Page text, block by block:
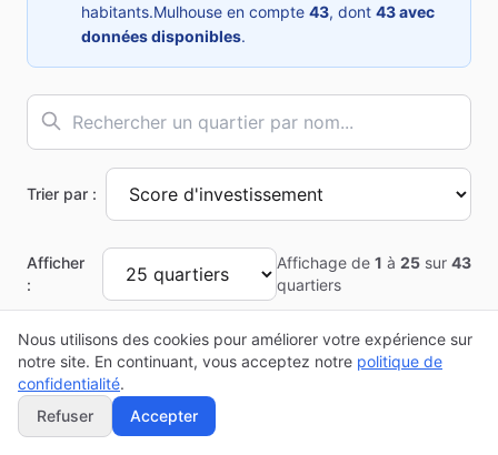
habitants.Mulhouse en compte 43, dont 43avec
données disponibles.
Trier par :
Afficher
:
Affichage de 1 à 25 sur 43
quartiers
Top 10 des quartiers à Mulhouse
Classement basé sur le score d'investissement
calculé à partir des données INSEE
Nous utilisons des cookies pour améliorer votre expérience sur
notre site. En continuant, vous acceptez notre politique de
confidentialité.
Refuser
Accepter